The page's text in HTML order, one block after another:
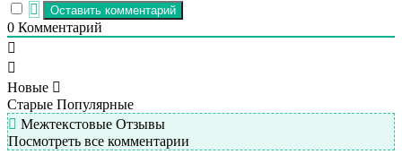
0 Комментарий
Новые
Старые Популярные
Межтекстовые Отзывы
Посмотреть все комментарии